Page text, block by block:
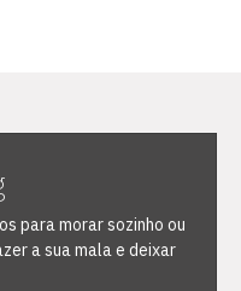
para morar sozinho ou
a sua mala e deixar
que você